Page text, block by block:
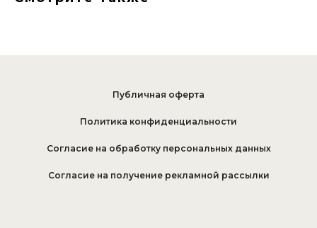
Публичная оферта
Политика конфиденциальности
Согласие на обработку персональных данных
Согласие на получение рекламной рассылки